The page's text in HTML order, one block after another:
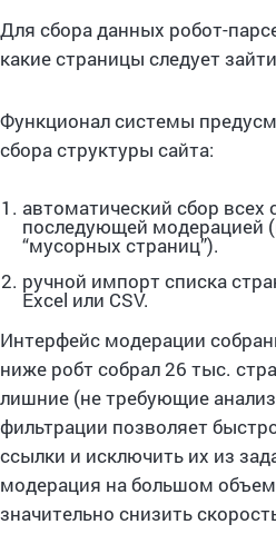
Для сбора данных робот-
какие страницы следует
Функционал системы
сбора структуры сайта:
автоматический сбор всех
последующей модерацией
“мусорных страниц”).
ручной импорт списка
Excel или CSV.
Интерфейс модерации
ниже робт собрал 26 тыс.
лишние (не требующие
фильтрации позволяет
ссылки и исключить их из
модерация на большом
значительно снизить